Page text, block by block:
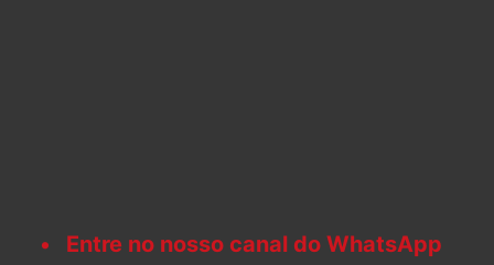
Entre no nosso canal do WhatsApp